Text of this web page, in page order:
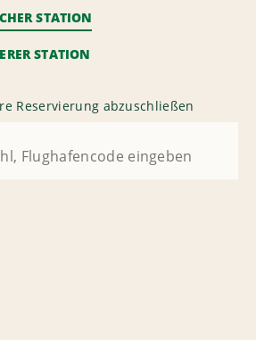
STATION
STATION
Reservierung abzuschließen